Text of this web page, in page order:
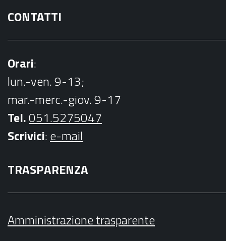
CONTATTI
Orari:
lun.-ven. 9-13;
mar.-merc.-giov. 9-17
Tel.051.5275047
Scrivici:e-mail
TRASPARENZA
Amministrazione trasparente